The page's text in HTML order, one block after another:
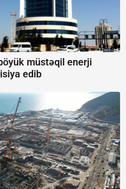
müstəqil enerji
edib